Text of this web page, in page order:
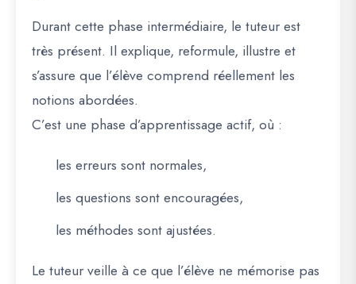
Durant cette phase intermédiaire, le tuteur est
très présent. Il explique, reformule, illustre et
s’assure que l’élève comprend réellement les
notions abordées.
C’est une phase d’apprentissage actif, où :
les erreurs sont normales,
les questions sont encouragées,
les méthodes sont ajustées.
Le tuteur veille à ce que l’élève ne mémorise pas